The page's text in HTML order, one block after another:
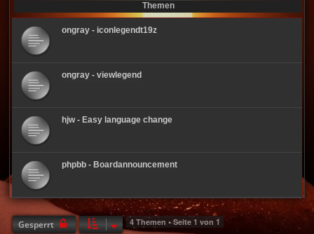
Themen
ongray - iconlegendt19z
ongray - viewlegend
hjw - Easy language change
phpbb - Boardannouncement
Gesperrt 4 Themen • Seite 1 von 1